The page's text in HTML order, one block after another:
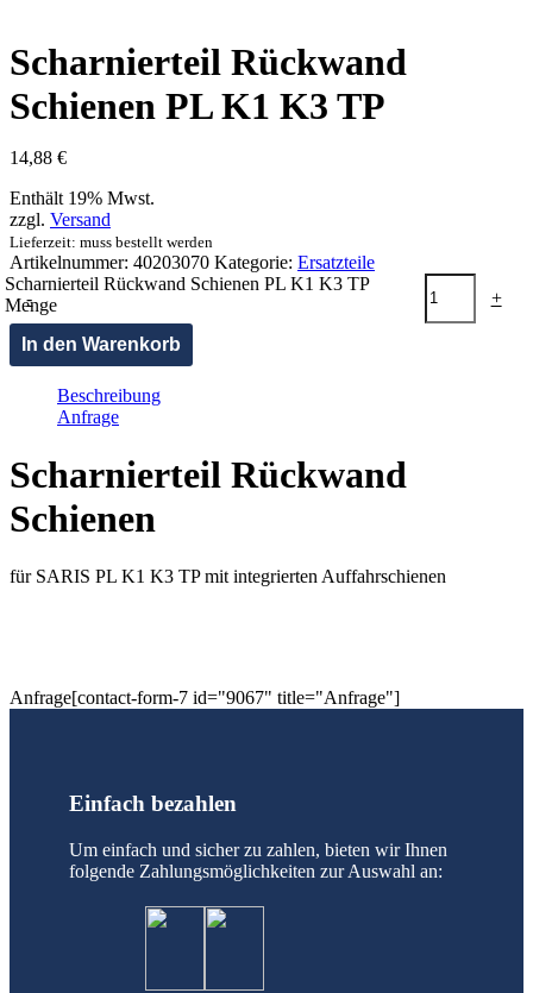
Scharnierteil Rückwand
Schienen PL K1 K3 TP
14,88 €
Enthält 19% Mwst.
zzgl. Versand
Lieferzeit: muss bestellt werden
Artikelnummer: 40203070 Kategorie: Ersatzteile
-
Scharnierteil Rückwand Schienen PL K1 K3 TP
Menge
+
In den Warenkorb
Beschreibung
Anfrage
Scharnierteil Rückwand
Schienen
für SARIS PL K1 K3 TP mit integrierten Auffahrschienen
Anfrage[contact-form-7 id="9067" title="Anfrage"]
Einfach bezahlen
Um einfach und sicher zu zahlen, bieten wir Ihnen
folgende Zahlungsmöglichkeiten zur Auswahl an: